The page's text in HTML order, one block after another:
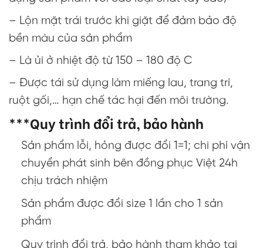
– Lộn mặt trái trước khi giặt để đảm bảo độ
bền màu của sản phẩm
– Là ủi ở nhiệt độ từ 150 – 180 độ C
– Được tái sử dụng làm miếng lau, trang trí,
ruột gối,… hạn chế tác hại đến môi trường.
***Quy trình đổi trả, bảo hành
Sản phẩm lỗi, hỏng được đổi 1=1; chi phí vận
chuyển phát sinh bên đồng phục Việt 24h
chịu trách nhiệm
Sản phẩm được đổi size 1 lần cho 1 sản
phẩm
Quy trình đổi trả, bảo hành tham khảo tại